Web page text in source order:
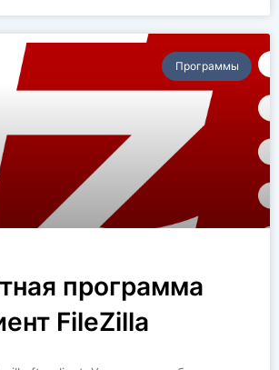
Программы
программа
FileZilla